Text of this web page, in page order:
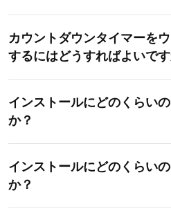
カウントダウンタイマーを
するにはどうすればよいです
インストールにどのくらい
か？
インストールにどのくらい
か？